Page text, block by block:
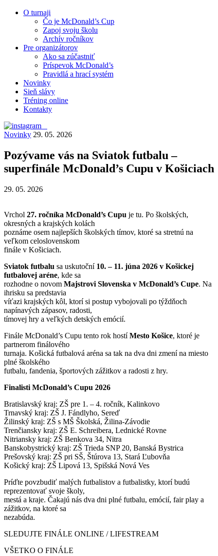
O turnaji
Čo je McDonald’s Cup
Zapoj svoju školu
Archív ročníkov
Pre organizátorov
Ako sa zúčastniť
Príspevok McDonald’s
Pravidlá a hrací systém
Novinky
Sieň slávy
Tréning online
Kontakty
Novinky 29. 05. 2026
Pozývame vás na Sviatok futbalu –
superfinále McDonald’s Cupu v Košiciach
29. 05. 2026
Vrchol 27. ročníka McDonald’s Cupu je tu. Po školských,
okresných a krajských kolách
poznáme osem najlepších školských tímov, ktoré sa stretnú na
veľkom celoslovenskom
finále v Košiciach.
Sviatok futbalu sa uskutoční 10. – 11. júna 2026 v Košickej
futbalovej aréne, kde sa
rozhodne o novom Majstrovi Slovenska v McDonald’s Cupe. Na
ihrisku sa predstavia
víťazi krajských kôl, ktorí si postup vybojovali po týždňoch
napínavých zápasov, radosti,
tímovej hry a veľkých detských emócií.
Finále McDonald’s Cupu tento rok hostíMesto Košice, ktoré je
partnerom finálového
turnaja. Košická futbalová aréna sa tak na dva dni zmení na miesto
plné školského
futbalu, fandenia, športových zážitkov a radosti z hry.
Finalisti McDonald’s Cupu 2026
Bratislavský kraj: ZŠ pre 1. – 4. ročník, Kalinkovo
Trnavský kraj: ZŠ J. Fándlyho, Sereď
Žilinský kraj: ZŠ s MŠ Školská, Žilina-Závodie
Trenčiansky kraj: ZŠ E. Schreibera, Lednické Rovne
Nitriansky kraj: ZŠ Benkova 34, Nitra
Banskobystrický kraj: ZŠ Trieda SNP 20, Banská Bystrica
Prešovský kraj: ZŠ pri SŠ, Štúrova 13, Stará Ľubovňa
Košický kraj: ZŠ Lipová 13, Spišská Nová Ves
Príďte povzbudiť malých futbalistov a futbalistky, ktorí budú
reprezentovať svoje školy,
mestá a kraje. Čakajú nás dva dni plné futbalu, emócií, fair play a
zážitkov, na ktoré sa
nezabúda.
SLEDUJTE FINÁLE ONLINE / LIFESTREAM
VŠETKO O FINÁLE